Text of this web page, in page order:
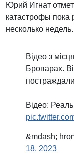
Юрий Игнат
катастрофы пока
несколько недель.
Відео з
Броварах.
Відео:
&mdash;
18, 2023